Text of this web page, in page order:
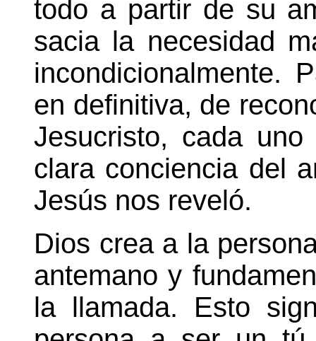
todo a partir de su
sacia la necesidad
incondicionalmente.
en definitiva, de
Jesucristo, cada
clara conciencia del
Jesús nos reveló.
Dios crea a la
antemano y
la llamada. Esto